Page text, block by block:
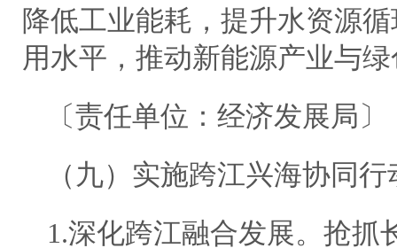
降低工业能耗，提升水资源
用水平，推动新能源产业与
〔责任单位：经济发展局〕
（九）实施跨江兴海协同行
1.深化跨江融合发展。抢抓